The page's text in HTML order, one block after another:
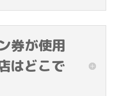
券が使用
はどこで